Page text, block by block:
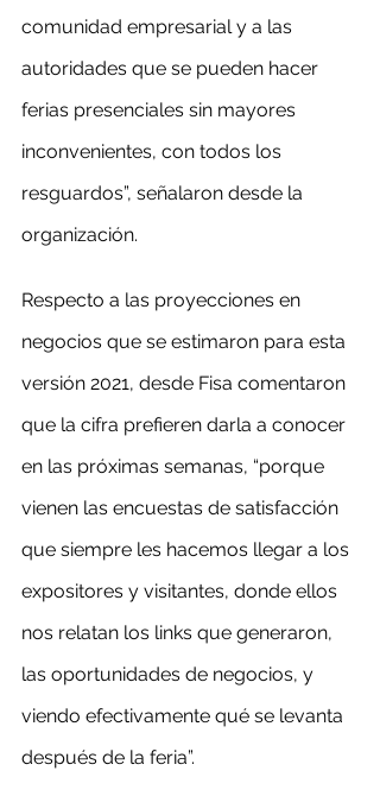
comunidad empresarial y a las
autoridades que se pueden hacer
ferias presenciales sin mayores
inconvenientes, con todos los
resguardos”, señalaron desde la
organización.
Respecto a las proyecciones en
negocios que se estimaron para esta
versión 2021, desde Fisa comentaron
que la cifra prefieren darla a conocer
en las próximas semanas, “porque
vienen las encuestas de satisfacción
que siempre les hacemos llegar a los
expositores y visitantes, donde ellos
nos relatan los links que generaron,
las oportunidades de negocios, y
viendo efectivamente qué se levanta
después de la feria”.